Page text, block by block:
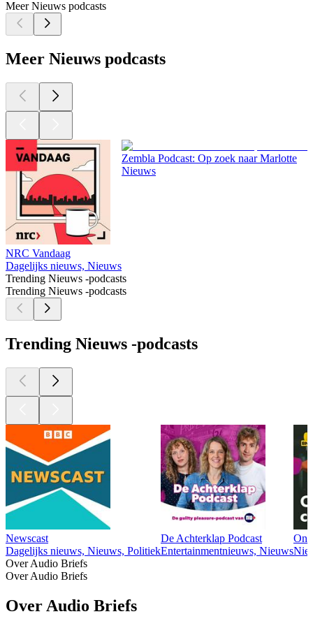
Meer Nieuws podcasts
Meer Nieuws podcasts
NRC Vandaag
Dagelijks nieuws, Nieuws
Zembla Podcast: Op zoek naar Marlotte
Nieuws
Trending Nieuws -podcasts
Trending Nieuws -podcasts
Trending Nieuws -podcasts
Newscast
Dagelijks nieuws, Nieuws, Politiek
De Achterklap Podcast
Entertainmentnieuws, Nieuws
Over Audio Briefs
Over Audio Briefs
Over Audio Briefs